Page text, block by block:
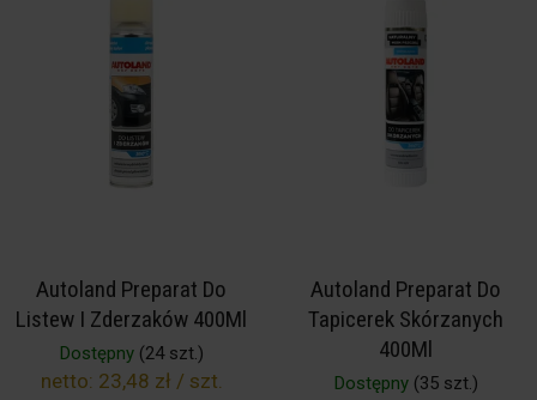
Autoland Preparat Do
Listew I Zderzaków 400Ml
Dostępny(24 szt.)
netto: 23,48 zł / szt.
Autoland Preparat Do
Tapicerek Skórzanych
400Ml
Dostępny(35 szt.)